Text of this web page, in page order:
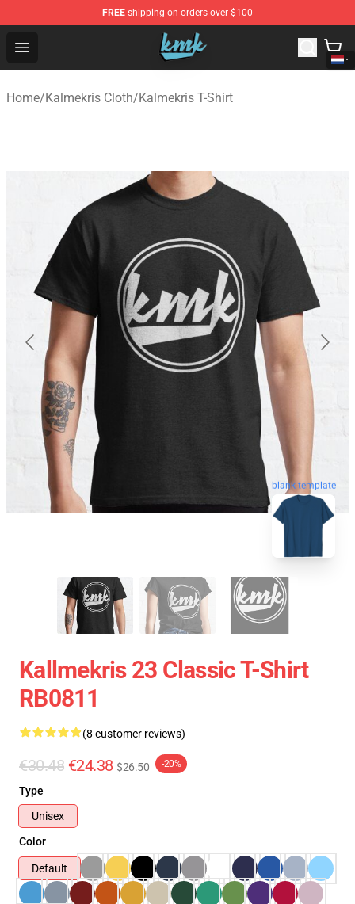
FREE shipping on orders over $100
Open menu
KallMeKris Store - Official KallMeKris Merchandise Shop
Home/Kalmekris Cloth/Kalmekris T-Shirt
blank template
Kallmekris 23 Classic T-Shirt
RB0811
(8 customer reviews)
€30.48 €24.38 $26.50 -20%
Type
Unisex
Color
Default